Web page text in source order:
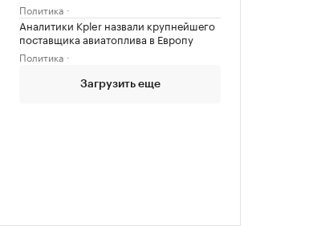
Политика
Аналитики Kpler назвали крупнейшего
поставщика авиатоплива в Европу
Политика
Загрузить еще